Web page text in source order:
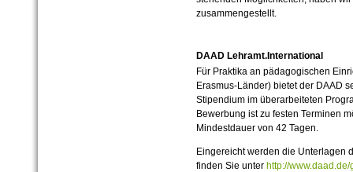
zusammengestellt.
DAAD Lehramt.International
Für Praktika an pädagogischen
Erasmus-Länder) bietet der DAAD
Stipendium im überarbeiteten
Bewerbung ist zu festen Terminen
Mindestdauer von 42 Tagen.
Eingereicht werden die Unterlagen
finden Sie unter http://